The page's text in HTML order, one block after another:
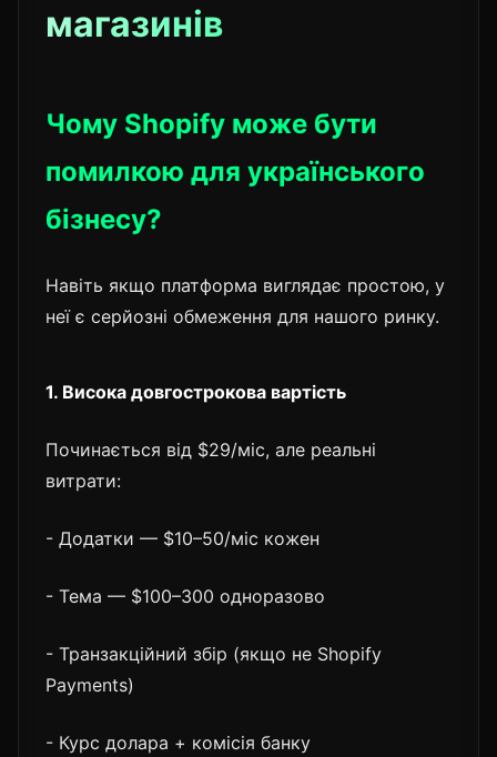
магазинів
Чому Shopify може бути
помилкою для українського
бізнесу?
Навіть якщо платформа виглядає простою, у
неї є серйозні обмеження для нашого ринку.
1. Висока довгострокова вартість
Починається від $29/міс, але реальні
витрати:
- Додатки — $10–50/міс кожен
- Тема — $100–300 одноразово
- Транзакційний збір (якщо не Shopify
Payments)
- Курс долара + комісія банку